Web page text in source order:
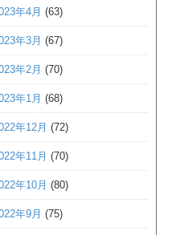
年4月 (63)
年3月 (67)
年2月 (70)
年1月 (68)
年12月 (72)
年11月 (70)
年10月 (80)
年9月 (75)